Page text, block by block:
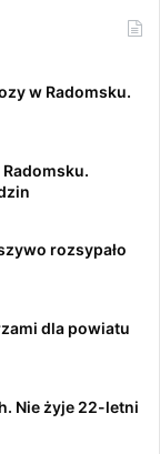
w Radomsku.
rozsypało
dla powiatu
Nie żyje 22-letni